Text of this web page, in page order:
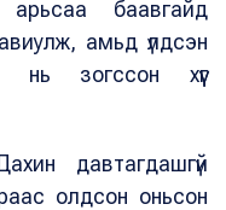
арьсаа баавгайд
амьд үлдсэн
нь зогссон хүүг
давтагдашгүй
олдсон оньсон